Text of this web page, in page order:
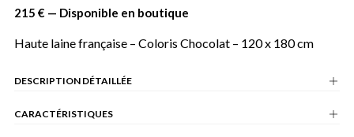
215 € — Disponible en boutique
Haute laine française – Coloris Chocolat – 120 x 180 cm
DESCRIPTION DÉTAILLÉE
CARACTÉRISTIQUES